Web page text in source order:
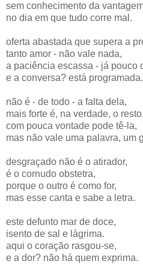
sem conhecimento da
no dia em que tudo corre mal.
oferta abastada que supera a
tanto amor - não vale nada,
a paciência escassa - já pouco
e a conversa? está programada.
não é - de todo - a falta dela,
mais forte é, na verdade, o resto.
com pouca vontade pode tê-la,
mas não vale uma palavra, um
desgraçado não é o atirador,
é o cornudo obstetra,
porque o outro é como for,
mas esse canta e sabe a letra.
este defunto mar de doce,
isento de sal e lágrima.
aqui o coração rasgou-se,
e a dor? não há quem exprima.